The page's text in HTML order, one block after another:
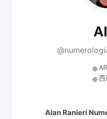
🌐 AR
🌐 西
Alan Ranieri